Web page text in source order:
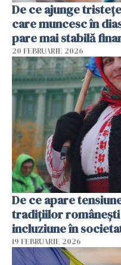
De ce ajunge
care muncesc în
pare mai stabilă
20 FEBRUARIE 2026
De ce apare
tradițiilor românești
incluziune în
19 FEBRUARIE 2026